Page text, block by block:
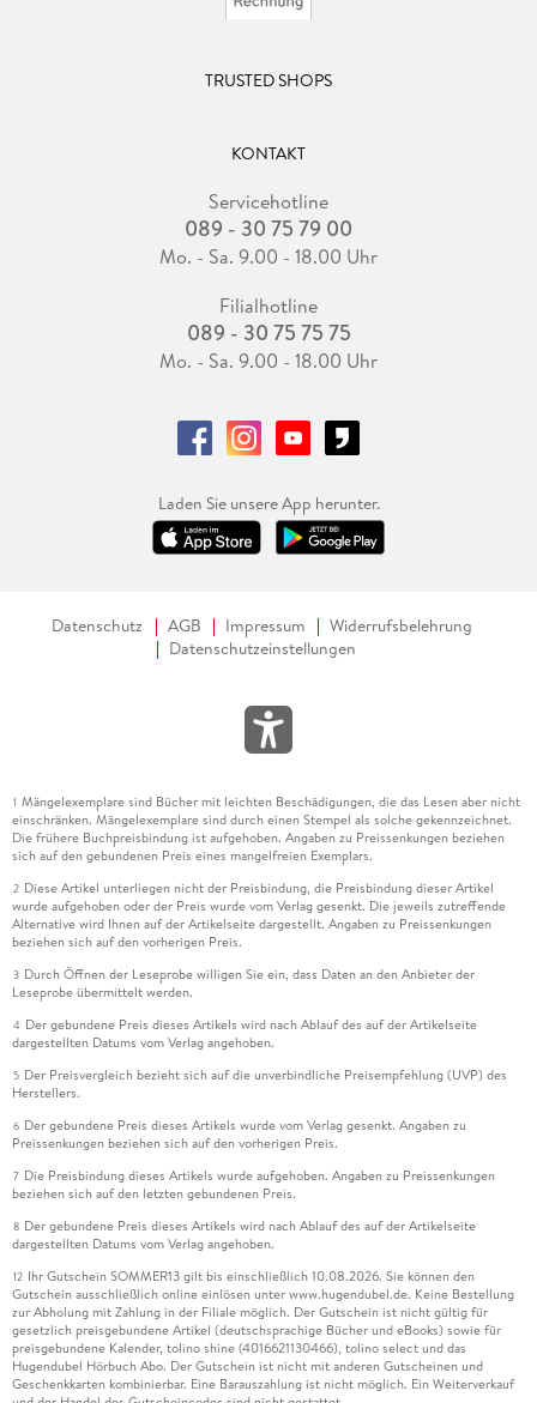
TRUSTED SHOPS
KONTAKT
Servicehotline
089 - 30 75 79 00
Mo. - Sa. 9.00 - 18.00 Uhr
Filialhotline
089 - 30 75 75 75
Mo. - Sa. 9.00 - 18.00 Uhr
Laden Sie unsere App herunter.
Datenschutz AGB Impressum
Widerrufsbelehrung
Datenschutzeinstellungen
1 Mängelexemplare sind Bücher mit leichten Beschädigungen, die das Lesen aber nicht
einschränken. Mängelexemplare sind durch einen Stempel als solche gekennzeichnet.
Die frühere Buchpreisbindung ist aufgehoben. Angaben zu Preissenkungen beziehen
sich auf den gebundenen Preis eines mangelfreien Exemplars.
2 Diese Artikel unterliegen nicht der Preisbindung, die Preisbindung dieser Artikel
wurde aufgehoben oder der Preis wurde vom Verlag gesenkt. Die jeweils zutreffende
Alternative wird Ihnen auf der Artikelseite dargestellt. Angaben zu Preissenkungen
beziehen sich auf den vorherigen Preis.
3 Durch Öffnen der Leseprobe willigen Sie ein, dass Daten an den Anbieter der
Leseprobe übermittelt werden.
4 Der gebundene Preis dieses Artikels wird nach Ablauf des auf der Artikelseite
dargestellten Datums vom Verlag angehoben.
5 Der Preisvergleich bezieht sich auf die unverbindliche Preisempfehlung (UVP) des
Herstellers.
6 Der gebundene Preis dieses Artikels wurde vom Verlag gesenkt. Angaben zu
Preissenkungen beziehen sich auf den vorherigen Preis.
7 Die Preisbindung dieses Artikels wurde aufgehoben. Angaben zu Preissenkungen
beziehen sich auf den letzten gebundenen Preis.
8 Der gebundene Preis dieses Artikels wird nach Ablauf des auf der Artikelseite
dargestellten Datums vom Verlag angehoben.
12 Ihr Gutschein SOMMER13 gilt bis einschließlich 10.08.2026. Sie können den
Gutschein ausschließlich online einlösen unter www.hugendubel.de. Keine Bestellung
zur Abholung mit Zahlung in der Filiale möglich. Der Gutschein ist nicht gültig für
gesetzlich preisgebundene Artikel (deutschsprachige Bücher und eBooks) sowie für
preisgebundene Kalender, tolino shine (4016621130466), tolino select und das
Hugendubel Hörbuch Abo. Der Gutschein ist nicht mit anderen Gutscheinen und
Geschenkkarten kombinierbar. Eine Barauszahlung ist nicht möglich. Ein Weiterverkauf